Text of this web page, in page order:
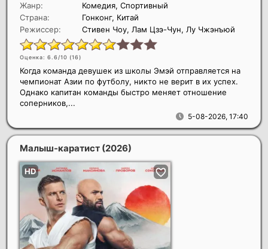
Жанр:
Комедия, Спортивный
Страна:
Гонконг, Китай
Режиссер:
Стивен Чоу, Лам Цзэ-Чун, Лу Чжэнъюй
Оценка: 6.6/10 (16)
5-08-2026, 17:40
Когда команда девушек из школы Эмэй отправляется на
чемпионат Азии по футболу, никто не верит в их успех.
Однако капитан команды быстро меняет отношение
соперников,...
Малыш-каратист (2026)